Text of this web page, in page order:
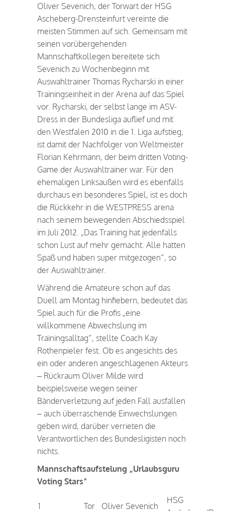
Oliver Sevenich, der Torwart der HSG
Ascheberg-Drensteinfurt vereinte die
meisten Stimmen auf sich. Gemeinsam mit
seinen vorübergehenden
Mannschaftkollegen bereitete sich
Sevenich zu Wochenbeginn mit
Auswahltrainer Thomas Rycharski in einer
Trainingseinheit in der Arena auf das Spiel
vor. Rycharski, der selbst lange im ASV-
Dress in der Bundesliga auflief und mit
den Westfalen 2010 in die 1. Liga aufstieg,
ist damit der Nachfolger von Weltmeister
Florian Kehrmann, der beim dritten Voting-
Game der Auswahltrainer war. Für den
ehemaligen Linksaußen wird es ebenfalls
durchaus ein besonderes Spiel, ist es doch
die Rückkehr in die WESTPRESS arena
nach seinem bewegenden Abschiedsspiel
im Juli 2012. „Das Training hat jedenfalls
schon Lust auf mehr gemacht. Alle hatten
Spaß und haben super mitgezogen“, so
der Auswahltrainer.
Während die Amateure schon auf das
Duell am Montag hinfiebern, bedeutet das
Spiel auch für die Profis „eine
willkommene Abwechslung im
Trainingsalltag“, stellte Coach Kay
Rothenpieler fest. Ob es angesichts des
ein oder anderen angeschlagenen Akteurs
– Rückraum Oliver Milde wird
beispielsweise wegen seiner
Bänderverletzung auf jeden Fall ausfallen
– auch überraschende Einwechslungen
geben wird, darüber verrieten die
Verantwortlichen des Bundesligisten noch
nichts.
Mannschaftsaufstelung „Urlaubsguru
Voting Stars“
1 Tor Oliver Sevenich
HSG